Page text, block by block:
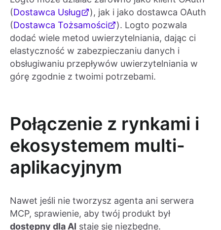
(Dostawca Usług
), jak i jako dostawca OAuth
(Dostawca Tożsamości
). Logto pozwala
dodać wiele metod uwierzytelniania, dając ci
elastyczność w zabezpieczaniu danych i
obsługiwaniu przepływów uwierzytelniania w
górę zgodnie z twoimi potrzebami.
Połączenie z rynkami i
ekosystemem multi-
aplikacyjnym
Nawet jeśli nie tworzysz agenta ani serwera
MCP, sprawienie, aby twój produkt był
dostępny dla AI staje się niezbędne.